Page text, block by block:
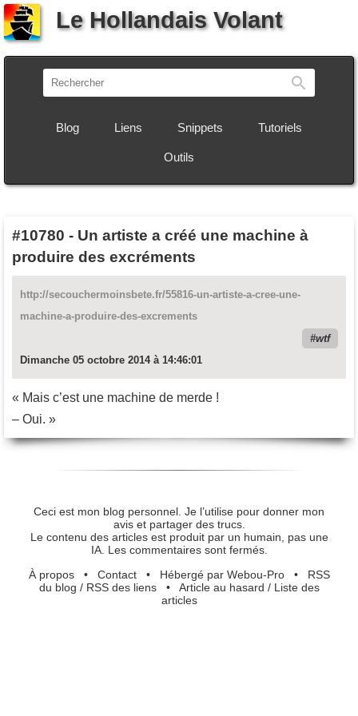
Le Hollandais Volant
Blog Liens Snippets Tutoriels
Outils
#10780 - Un artiste a créé une machine à
produire des excréments
http://secouchermoinsbete.fr/55816-un-artiste-a-cree-une-
machine-a-produire-des-excrements
wtf
Dimanche 05 octobre 2014 à 14:46:01
« Mais c’est une machine de merde !
– Oui. »
Ceci est mon blog personnel. Je l’utilise pour donner mon
avis et partager des trucs.
Le contenu des articles est produit par un humain, pas une
IA. Les commentaires sont fermés.
À propos• Contact• Hébergé par Webou-Pro• RSS
du blog / RSS des liens• Article au hasard / Liste des
articles